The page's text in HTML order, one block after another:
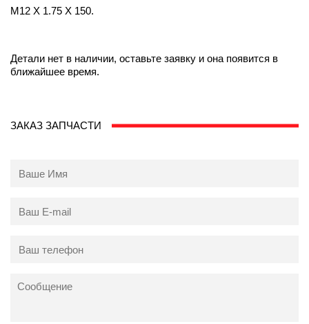
M12 X 1.75 X 150.
Детали нет в наличии, оставьте заявку и она появится в
ближайшее время.
ЗАКАЗ ЗАПЧАСТИ